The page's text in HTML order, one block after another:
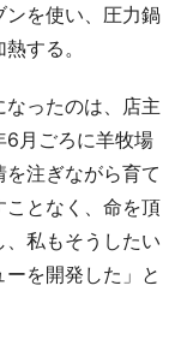
ンを使い、圧力鍋
する。
ったのは、店主
6月ごろに羊牧場
注ぎながら育て
ことなく、命を頂
、私もそうしたい
を開発した」と